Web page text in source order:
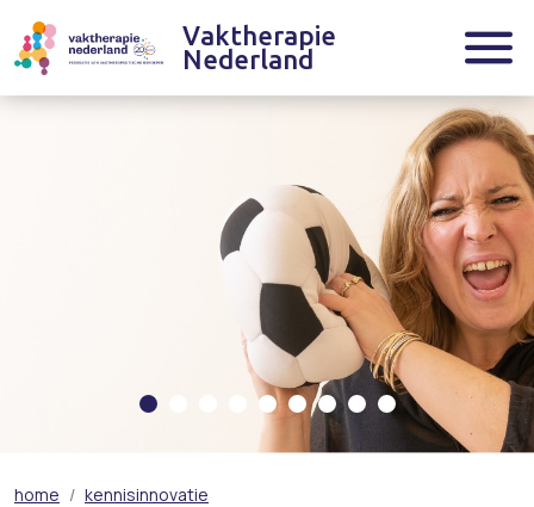
Vaktherapie
Nederland
home
kennisinnovatie